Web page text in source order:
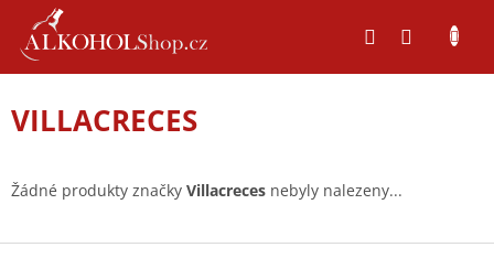
obsah
VILLACRECES
Žádné produkty značky Villacreces nebyly nalezeny...